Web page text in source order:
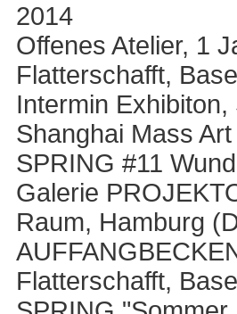
2014
Offenes Atelier, 1
Flatterschafft,
Intermin Exhibiton,
Shanghai Mass
SPRING #11
Galerie
Raum, Hamburg
Flatterschafft,